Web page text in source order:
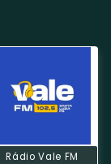
Rádio Vale FM